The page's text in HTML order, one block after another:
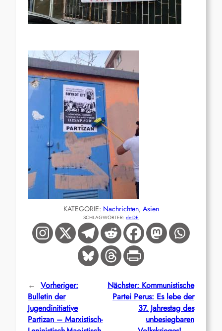
KATEGORIE: Nachrichten, Asien
SCHLAGWÖRTER: de-DE
← Vorheriger:
Bulletin der
Jugendinitiative
Partizan – Marxistisch-
Nächster: Kommunistische
Partei Perus: Es lebe der
37. Jahrestag des
unbesiegbaren